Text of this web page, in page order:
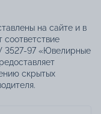
на сайте и в
соответствие
3527-97 «Ювелирные
скрытых